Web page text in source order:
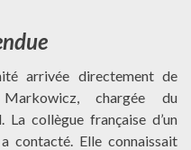
arrivée directement de
chargée du
La collègue française d’un
contacté. Elle connaissait